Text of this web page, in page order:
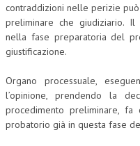
contraddizioni nelle perizie
preliminare che giudiziario. Il
nella fase preparatoria del
giustificazione.
Organo processuale,
l’opinione, prendendo la
procedimento preliminare, fa
probatorio già in questa fase